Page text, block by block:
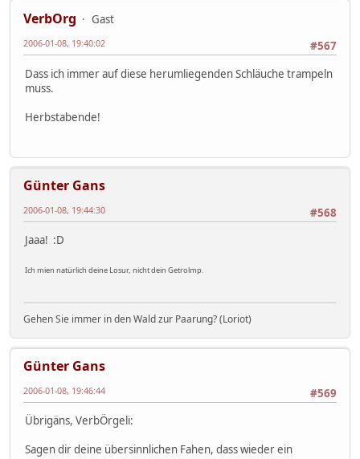
VerbOrg
Gast
#567
2006-01-08, 19:40:02
Dass ich immer auf diese herumliegenden Schläuche trampeln
muss.
Herbstabende!
Günter Gans
#568
2006-01-08, 19:44:30
Jaaa! :D
Ich mien natürlich deine Losur, nicht dein Getrolmp.
Gehen Sie immer in den Wald zur Paarung? (Loriot)
Günter Gans
#569
2006-01-08, 19:46:44
Übrigäns, VerbÖrgeli:
Sagen dir deine übersinnlichen Fahen, dass wieder ein